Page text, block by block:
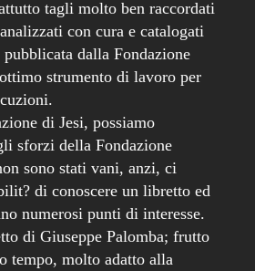
tagli molto ben raccordati
con cura e catalogati
dalla Fondazione
strumento di lavoro per
di Jesi, possiamo
sforzi della Fondazione
sono stati vani, anzi, ci
di conoscere un libretto ed
numerosi punti di interesse.
di Giuseppe Palomba; frutto
tempo, molto adatto alla